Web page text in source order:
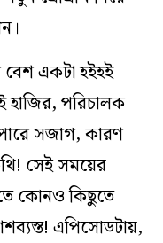
একটা হইহই
হাজির, পরিচালক
সজাগ, কারণ
সেই সময়ের
কোনও কিছুতে
এপিসোডটায়,